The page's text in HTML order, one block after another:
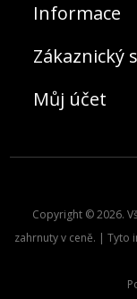
Informace
Zákaznický
Můj účet
Copyright © 2026.
zahrnuty v ceně. | Tyto